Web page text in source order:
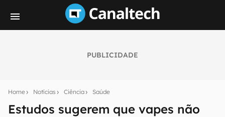
PUBLICIDADE
Home Notícias Ciência Saúde
Estudos sugerem que vapes não
notícias e reviews sobre tecnologia em primeira
mão.